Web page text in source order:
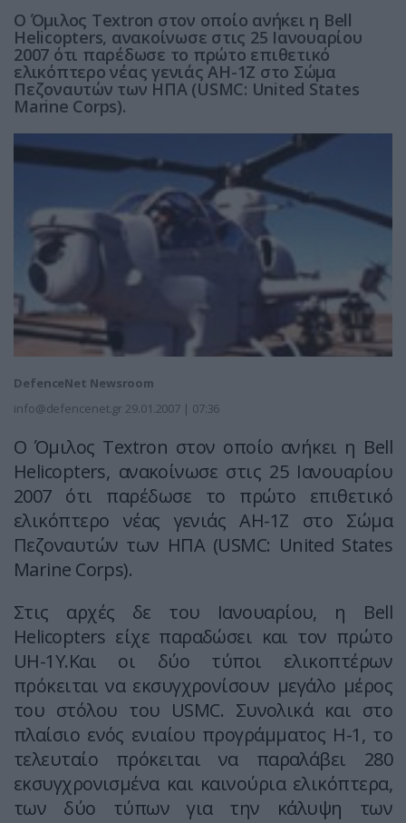
Ο Όμιλος Τextron στον οποίο ανήκει η Bell
Helicopters, ανακοίνωσε στις 25 Ιανουαρίου
2007 ότι παρέδωσε το πρώτο επιθετικό
ελικόπτερο νέας γενιάς ΑΗ-1Ζ στο Σώμα
Πεζοναυτών των ΗΠΑ (USMC: United States
Marine Corps).
DefenceNet Newsroom
info@defencenet.gr 29.01.2007 | 07:36
Ο Όμιλος Τextron στον οποίο ανήκει η Bell
Helicopters, ανακοίνωσε στις 25 Ιανουαρίου
2007 ότι παρέδωσε το πρώτο επιθετικό
ελικόπτερο νέας γενιάς ΑΗ-1Ζ στο Σώμα
Πεζοναυτών των ΗΠΑ (USMC: United States
Marine Corps).
Στις αρχές δε του Ιανουαρίου, η Bell
Helicopters είχε παραδώσει και τον πρώτο
UH-1Y.Και οι δύο τύποι ελικοπτέρων
πρόκειται να εκσυγχρονίσουν μεγάλο μέρος
του στόλου του USMC. Συνολικά και στο
πλαίσιο ενός ενιαίου προγράμματος Η-1, το
τελευταίο πρόκειται να παραλάβει 280
εκσυγχρονισμένα και καινούρια ελικόπτερα,
των δύο τύπων για την κάλυψη των